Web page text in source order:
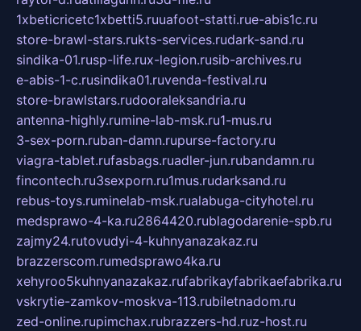
1xbeticricetc1xbetti5.ruuafoot-statti.rue-abis1c.ru
store-brawl-stars.rukts-services.rudark-sand.ru
sindika-01.rusp-life.rux-legion.rusib-archives.ru
e-abis-1-c.rusindika01.ruvenda-festival.ru
store-brawlstars.rudooraleksandria.ru
antenna-highly.rumine-lab-msk.ru1-mus.ru
3-sex-porn.ruban-damn.rupurse-factory.ru
viagra-tablet.rufasbags.ruadler-jun.rubandamn.ru
fincontech.ru3sexporn.ru1mus.rudarksand.ru
rebus-toys.ruminelab-msk.rualabuga-cityhotel.ru
medsprawo-4-ka.ru2864420.rublagodarenie-spb.ru
zajmy24.rutovudyi-4-kuhnyanazakaz.ru
brazzerscom.rumedsprawo4ka.ru
xehyroo5kuhnyanazakaz.rufabrikayfabrikaefabrika.ru
vskrytie-zamkov-moskva-113.rubiletnadom.ru
zed-online.rupimchax.rubrazzers-hd.ruz-host.ru